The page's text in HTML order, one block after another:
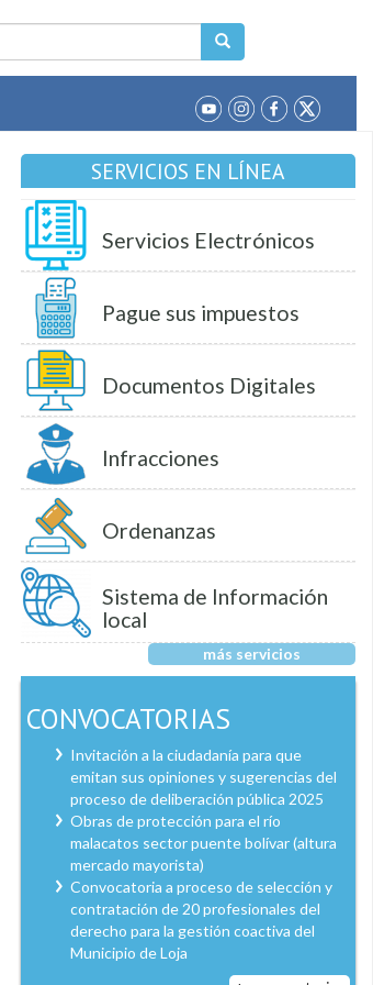
SERVICIOS EN LÍNEA
Servicios Electrónicos
Pague sus impuestos
Documentos Digitales
Infracciones
Ordenanzas
Sistema de Información
local
más servicios
CONVOCATORIAS
Invitación a la ciudadanía para que
emitan sus opiniones y sugerencias del
proceso de deliberación pública 2025
Obras de protección para el río
malacatos sector puente bolívar (altura
mercado mayorista)
Convocatoria a proceso de selección y
contratación de 20 profesionales del
derecho para la gestión coactiva del
Municipio de Loja